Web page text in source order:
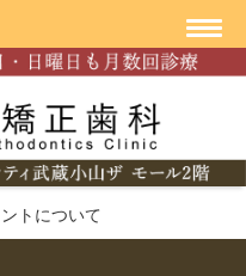
トについて